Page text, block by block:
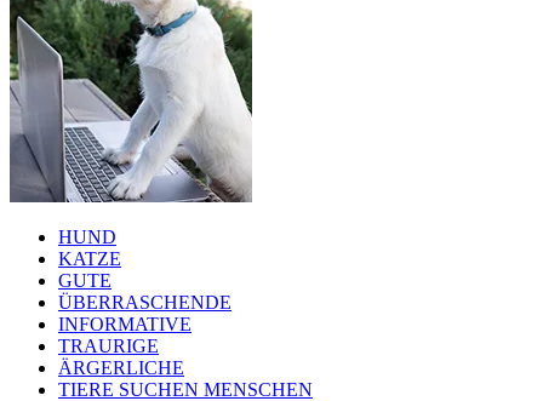
HUND
KATZE
GUTE
ÜBERRASCHENDE
INFORMATIVE
TRAURIGE
ÄRGERLICHE
TIERE SUCHEN MENSCHEN